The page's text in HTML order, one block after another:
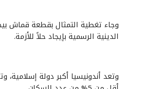
وجاء تغطية التمثال بقطعة قماش
الدينية الرسمية بإيجاد حلاً للأزمة.
وتعد أندونيسيا أكبر دولة